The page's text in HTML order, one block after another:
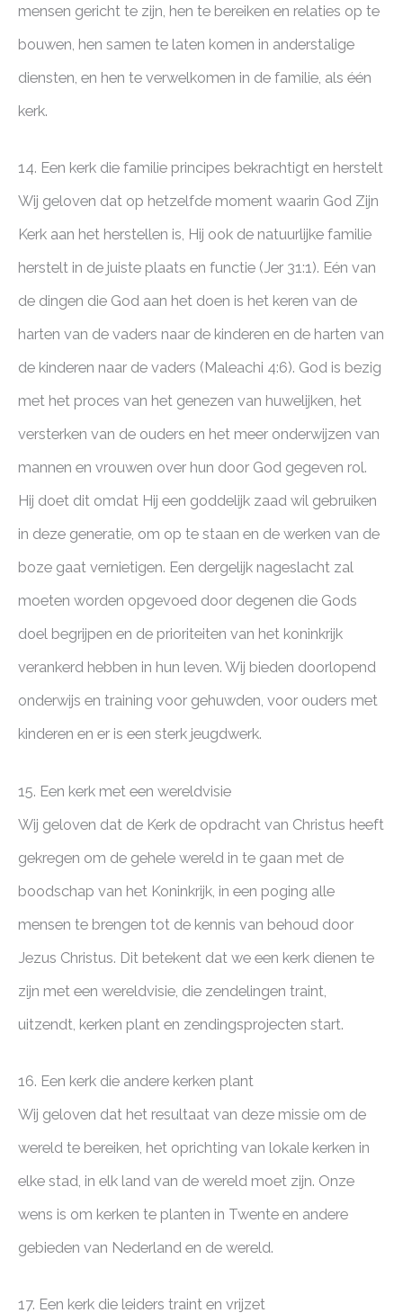
mensen gericht te zijn, hen te bereiken en relaties op te
bouwen, hen samen te laten komen in anderstalige
diensten, en hen te verwelkomen in de familie, als één
kerk.
14. Een kerk die familie principes bekrachtigt en herstelt
Wij geloven dat op hetzelfde moment waarin God Zijn
Kerk aan het herstellen is, Hij ook de natuurlijke familie
herstelt in de juiste plaats en functie (Jer 31:1). Eén van
de dingen die God aan het doen is het keren van de
harten van de vaders naar de kinderen en de harten van
de kinderen naar de vaders (Maleachi 4:6). God is bezig
met het proces van het genezen van huwelijken, het
versterken van de ouders en het meer onderwijzen van
mannen en vrouwen over hun door God gegeven rol.
Hij doet dit omdat Hij een goddelijk zaad wil gebruiken
in deze generatie, om op te staan en de werken van de
boze gaat vernietigen. Een dergelijk nageslacht zal
moeten worden opgevoed door degenen die Gods
doel begrijpen en de prioriteiten van het koninkrijk
verankerd hebben in hun leven. Wij bieden doorlopend
onderwijs en training voor gehuwden, voor ouders met
kinderen en er is een sterk jeugdwerk.
15. Een kerk met een wereldvisie
Wij geloven dat de Kerk de opdracht van Christus heeft
gekregen om de gehele wereld in te gaan met de
boodschap van het Koninkrijk, in een poging alle
mensen te brengen tot de kennis van behoud door
Jezus Christus. Dit betekent dat we een kerk dienen te
zijn met een wereldvisie, die zendelingen traint,
uitzendt, kerken plant en zendingsprojecten start.
16. Een kerk die andere kerken plant
Wij geloven dat het resultaat van deze missie om de
wereld te bereiken, het oprichting van lokale kerken in
elke stad, in elk land van de wereld moet zijn. Onze
wens is om kerken te planten in Twente en andere
gebieden van Nederland en de wereld.
17. Een kerk die leiders traint en vrijzet